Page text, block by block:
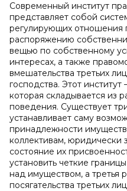
Современный институт
представляет собой
регулирующих отношения
распоряжению
вещью по собственному
интересах, а также
вмешательства третьих
господства. Этот
которая складывается из
поведения. Существует
устанавливает саму
принадлежности
коллективам, юридически
состояние их
установить четкие
над имуществом, а третья
посягательства третьих